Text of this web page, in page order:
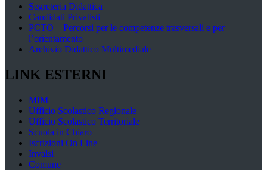
Segreteria Didattica
Candidati Privatisti
PCTO – Percorsi per le competenze trasversali e per
l’orientamento
Archivio Didattico Multimediale
LINK ESTERNI
MIM
Ufficio Scolastico Regionale
Ufficio Scolastico Territoriale
Scuola in Chiaro
Iscrizioni On Line
Invalsi
Comune